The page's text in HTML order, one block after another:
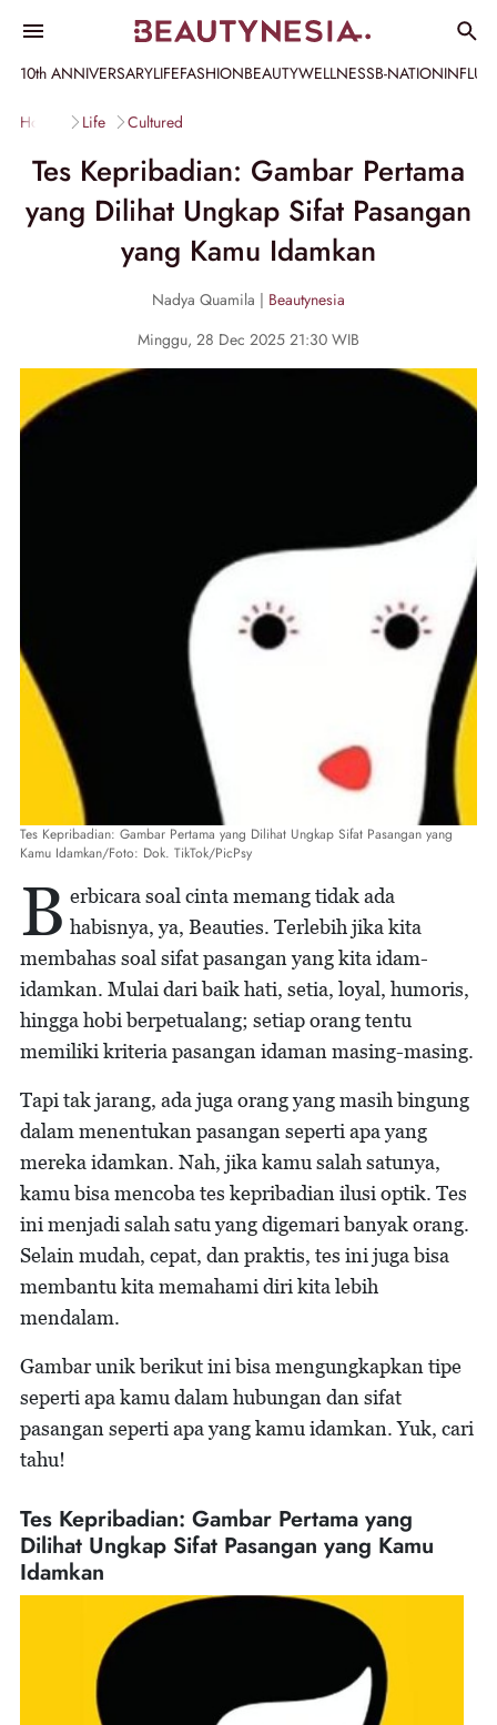
10th ANNIVERSARYLIFEFASHIONBEAUTYWELLNESSB-NATION
Home Life Cultured
Tes Kepribadian: Gambar Pertama
yang Dilihat Ungkap Sifat Pasangan
yang Kamu Idamkan
Nadya Quamila | Beautynesia
Minggu, 28 Dec 2025 21:30 WIB
Tes Kepribadian: Gambar Pertama yang Dilihat Ungkap Sifat Pasangan yang
Kamu Idamkan/Foto: Dok. TikTok/PicPsy
B erbicara soal cinta memang tidak ada
habisnya, ya, Beauties. Terlebih jika kita
membahas soal sifat pasangan yang kita idam-
idamkan. Mulai dari baik hati, setia, loyal, humoris,
hingga hobi berpetualang; setiap orang tentu
memiliki kriteria pasangan idaman masing-masing.
Tapi tak jarang, ada juga orang yang masih bingung
dalam menentukan pasangan seperti apa yang
mereka idamkan. Nah, jika kamu salah satunya,
kamu bisa mencoba tes kepribadian ilusi optik. Tes
ini menjadi salah satu yang digemari banyak orang.
Selain mudah, cepat, dan praktis, tes ini juga bisa
membantu kita memahami diri kita lebih
mendalam.
Gambar unik berikut ini bisa mengungkapkan tipe
seperti apa kamu dalam hubungan dan sifat
pasangan seperti apa yang kamu idamkan. Yuk, cari
tahu!
Tes Kepribadian: Gambar Pertama yang
Dilihat Ungkap Sifat Pasangan yang Kamu
Idamkan